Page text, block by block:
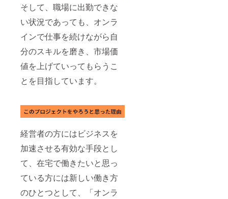
そして、職場に出勤できな
い状況であっても、オンラ
インで仕事を続けながら自
分のスキルを磨き、市場価
値を上げていってもらうこ
とを目指しています。
経営者の方にはビジネスを
加速させる有効な手段とし
て、在宅で働きたいと思っ
ている方には新しい働き方
のひとつとして、「オンラ